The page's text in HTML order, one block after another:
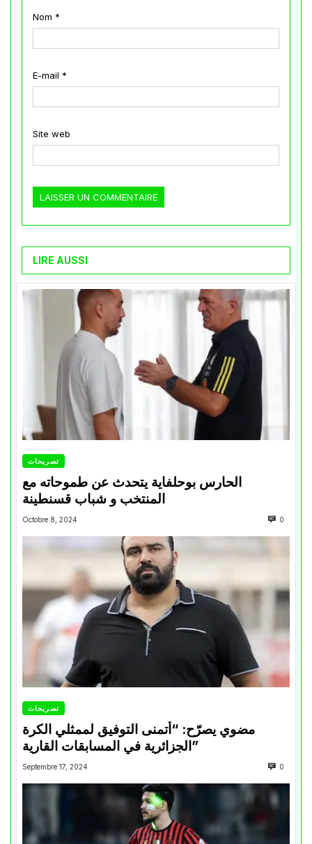
Nom *
E-mail *
Site web
LIRE AUSSI
تصريحات
الحارس بوحلفاية يتحدث عن طموحاته مع
المنتخب و شباب قسنطينة
Octobre 8, 2024 0
تصريحات
مضوي يصرّح: “أتمنى التوفيق لممثلي الكرة
الجزائرية في المسابقات القارية”
Septembre 17, 2024 0